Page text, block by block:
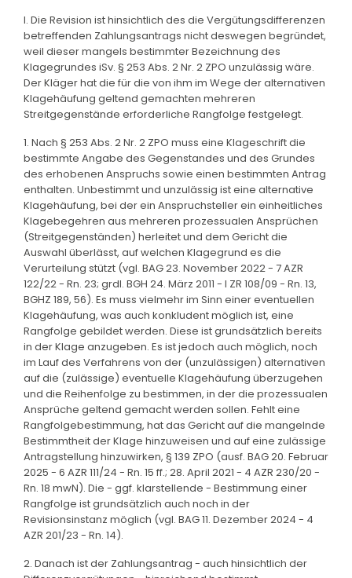
I. Die Revision ist hinsichtlich des die Vergütungsdifferenzen
betreffenden Zahlungsantrags nicht deswegen begründet,
weil dieser mangels bestimmter Bezeichnung des
Klagegrundes iSv. § 253 Abs. 2 Nr. 2 ZPO unzulässig wäre.
Der Kläger hat die für die von ihm im Wege der alternativen
Klagehäufung geltend gemachten mehreren
Streitgegenstände erforderliche Rangfolge festgelegt.
1. Nach § 253 Abs. 2 Nr. 2 ZPO muss eine Klageschrift die
bestimmte Angabe des Gegenstandes und des Grundes
des erhobenen Anspruchs sowie einen bestimmten Antrag
enthalten. Unbestimmt und unzulässig ist eine alternative
Klagehäufung, bei der ein Anspruchsteller ein einheitliches
Klagebegehren aus mehreren prozessualen Ansprüchen
(Streitgegenständen) herleitet und dem Gericht die
Auswahl überlässt, auf welchen Klagegrund es die
Verurteilung stützt (vgl. BAG 23. November 2022 - 7 AZR
122/22 - Rn. 23; grdl. BGH 24. März 2011 - I ZR 108/09 - Rn. 13,
BGHZ 189, 56). Es muss vielmehr im Sinn einer eventuellen
Klagehäufung, was auch konkludent möglich ist, eine
Rangfolge gebildet werden. Diese ist grundsätzlich bereits
in der Klage anzugeben. Es ist jedoch auch möglich, noch
im Lauf des Verfahrens von der (unzulässigen) alternativen
auf die (zulässige) eventuelle Klagehäufung überzugehen
und die Reihenfolge zu bestimmen, in der die prozessualen
Ansprüche geltend gemacht werden sollen. Fehlt eine
Rangfolgebestimmung, hat das Gericht auf die mangelnde
Bestimmtheit der Klage hinzuweisen und auf eine zulässige
Antragstellung hinzuwirken, § 139 ZPO (ausf. BAG 20. Februar
2025 - 6 AZR 111/24 - Rn. 15 ff.; 28. April 2021 - 4 AZR 230/20 -
Rn. 18 mwN). Die - ggf. klarstellende - Bestimmung einer
Rangfolge ist grundsätzlich auch noch in der
Revisionsinstanz möglich (vgl. BAG 11. Dezember 2024 - 4
AZR 201/23 - Rn. 14).
2. Danach ist der Zahlungsantrag - auch hinsichtlich der